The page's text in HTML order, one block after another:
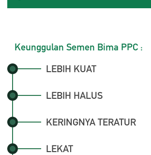
Keunggulan Semen Bima PPC :
LEBIH KUAT
LEBIH HALUS
KERINGNYA TERATUR
LEKAT